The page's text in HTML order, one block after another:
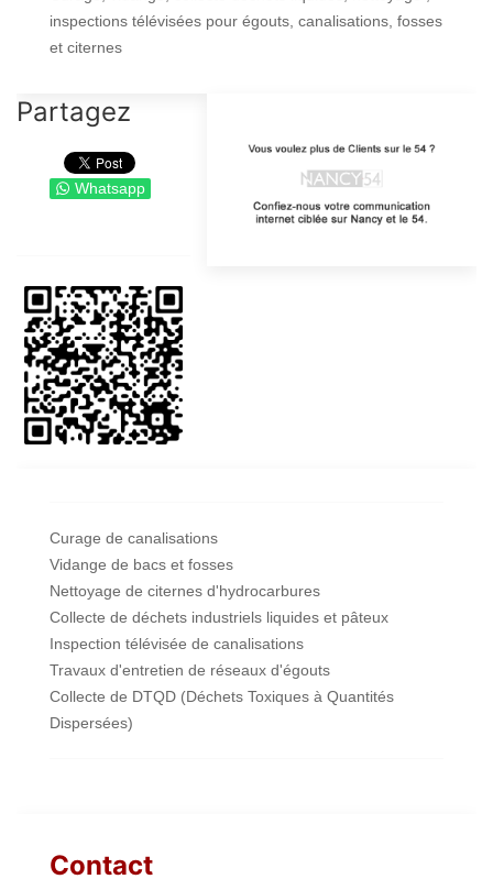
inspections télévisées pour égouts, canalisations, fosses
et citernes
Partagez
Whatsapp
Curage de canalisations
Vidange de bacs et fosses
Nettoyage de citernes d'hydrocarbures
Collecte de déchets industriels liquides et pâteux
Inspection télévisée de canalisations
Travaux d'entretien de réseaux d'égouts
Collecte de DTQD (Déchets Toxiques à Quantités
Dispersées)
Contact